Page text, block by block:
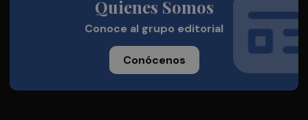
Quienes Somos
Conoce al grupo editorial
Conócenos